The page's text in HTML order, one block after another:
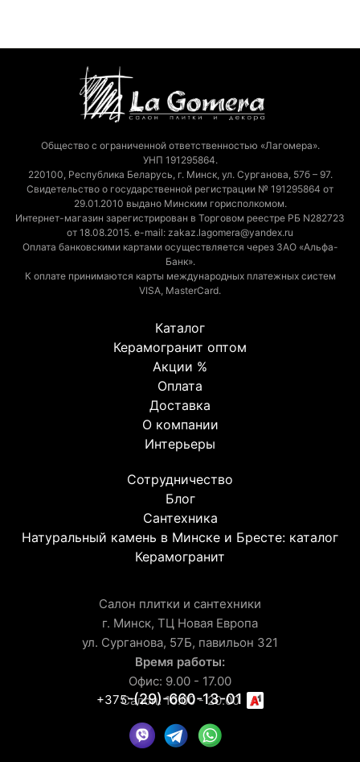
Общество с ограниченной ответственностью «Лагомера».
УНП 191295864.
220100, Республика Беларусь, г. Минск, ул. Сурганова, 57б – 97.
Свидетельство о государственной регистрации № 191295864 от
29.01.2010 выдано Минским горисполкомом.
Интернет-магазин зарегистрирован в Торговом реестре РБ N282723
от 18.08.2015. e-mail: zakaz.lagomera@yandex.ru
Оплата банковскими картами осуществляется через ЗАО «Альфа-
Банк».
К оплате принимаются карты международных платежных систем
VISA, MasterCard.
Каталог
Керамогранит оптом
Акции %
Оплата
Доставка
О компании
Интерьеры
Сотрудничество
Блог
Сантехника
Натуральный камень в Минске и Бресте: каталог
Керамогранит
Салон плитки и сантехники
г. Минск, ТЦ Новая Европа
ул. Сурганова, 57Б, павильон 321
Время работы:
Офис: 9.00 - 17.00
Салон: 10.00 - 20.00
+375-(29)-660-13-01